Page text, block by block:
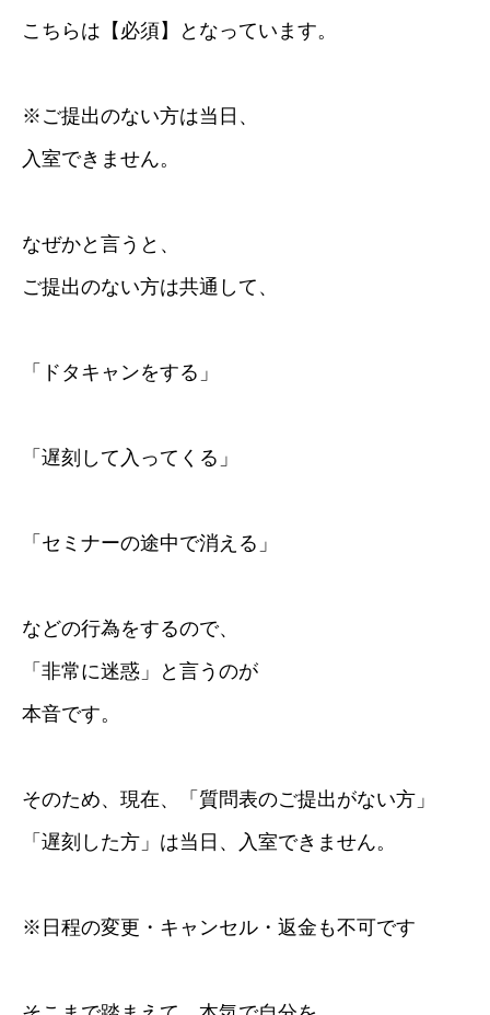
こちらは【必須】となっています。
※ご提出のない方は当日、
入室できません。
なぜかと言うと、
ご提出のない方は共通して、
「ドタキャンをする」
「遅刻して入ってくる」
「セミナーの途中で消える」
などの行為をするので、
「非常に迷惑」と言うのが
本音です。
そのため、現在、「質問表のご提出がない方」
「遅刻した方」は当日、入室できません。
※日程の変更・キャンセル・返金も不可です